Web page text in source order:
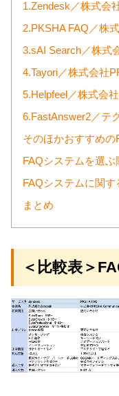
1.Zendesk／株式会
2.PKSHA FAQ／株
3.sAI Search／株式
4.Tayori／株式会社
5.Helpfeel／株式会
6.FastAnswer2／テ
そのほかおすすめの
FAQシステムを選
FAQシステムに関
まとめ
＜比較表＞